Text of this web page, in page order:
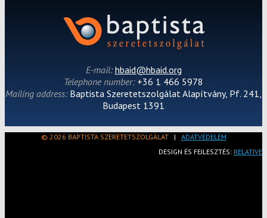
E-mail:hbaid@hbaid.org
Telephone number: +36 1 466 5978
Mailing address: Baptista Szeretetszolgálat Alapítvány, Pf. 241,
Budapest 1391
© 2026 BAPTISTA SZERETETSZOLGÁLAT| ADATVÉDELEM
DESIGN ÉS FEJLESZTÉS: RELATIVE